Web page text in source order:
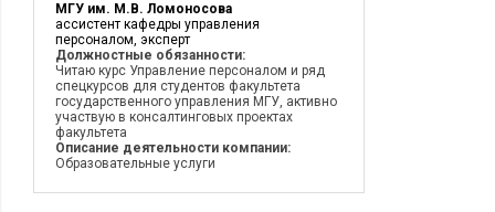
МГУ им. М.В. Ломоносова
ассистент кафедры управления
персоналом, эксперт
Должностные обязанности:
Читаю курс Управление персоналом и ряд
спецкурсов для студентов факультета
государственного управления МГУ, активно
участвую в консалтинговых проектах
факультета
Описание деятельности компании:
Образовательные услуги